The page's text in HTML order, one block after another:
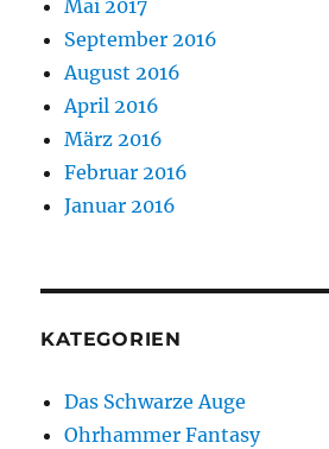
Mai 2017
September 2016
August 2016
April 2016
März 2016
Februar 2016
Januar 2016
KATEGORIEN
Das Schwarze Auge
Ohrhammer Fantasy